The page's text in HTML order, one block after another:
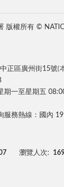
版權所有 ©
正區廣州街15號(
期一至星期五
服務熱線：國內
瀏覽人次: